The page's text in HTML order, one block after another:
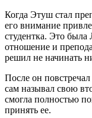
Когда Этуш стал
его внимание
студентка. Это
отношение и
решил не начинать
После он
сам называл свою
смогла полностью
принять ее.